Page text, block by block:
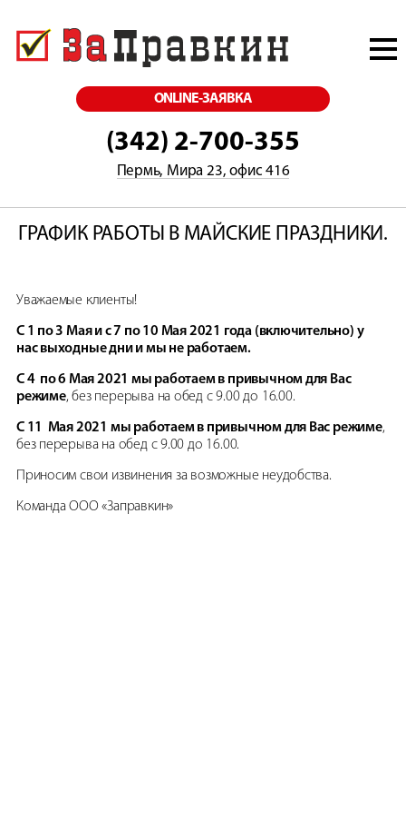
ONLINE-ЗАЯВКА
(342) 2-700-355
Пермь, Мира 23, офис 416
ГРАФИК РАБОТЫ В МАЙСКИЕ ПРАЗДНИКИ.
Уважаемые клиенты!
С 1 по 3 Мая и с 7 по 10 Мая 2021 года (включительно) у
нас выходные дни и мы не работаем.
С 4 по 6 Мая 2021 мы работаем в привычном для Вас
режиме, без перерыва на обед с 9.00 до 16.00.
С 11 Мая 2021 мы работаем в привычном для Вас режиме,
без перерыва на обед с 9.00 до 16.00.
Приносим свои извинения за возможные неудобства.
Команда ООО «Заправкин»